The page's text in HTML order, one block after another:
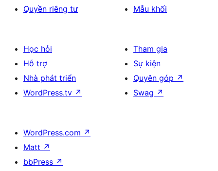
Quyền riêng tư
Mẫu khối
Học hỏi
Hỗ trợ
Nhà phát triển
WordPress.tv ↗
Tham gia
Sự kiện
Quyên góp ↗
Swag ↗
WordPress.com ↗
Matt ↗
bbPress ↗